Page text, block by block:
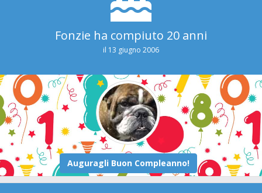
Fonzie ha compiuto 20 anni
il 13 giugno 2006